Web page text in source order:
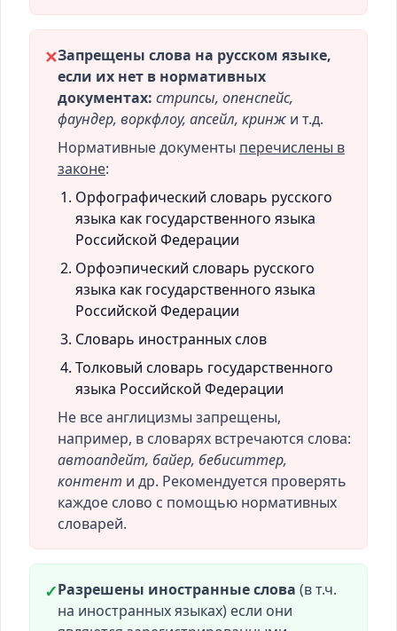
✕Запрещены слова на русском языке,
если их нет в нормативных
документах: стрипсы, опенспейс,
фаундер, воркфлоу, апсейл, кринж и т.д.
Нормативные документы перечислены в
законе:
Орфографический словарь русского
языка как государственного языка
Российской Федерации
Орфоэпический словарь русского
языка как государственного языка
Российской Федерации
Словарь иностранных слов
Толковый словарь государственного
языка Российской Федерации
Не все англицизмы запрещены,
например, в словарях встречаются слова:
автоапдейт, байер, бебиситтер,
контент и др. Рекомендуется проверять
каждое слово с помощью нормативных
словарей.
✓Разрешены иностранные слова (в т.ч.
на иностранных языках) если они